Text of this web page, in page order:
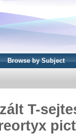
Browse by Subject
T-